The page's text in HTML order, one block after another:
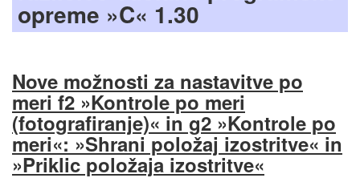
opreme »C« 1.30
Nove možnosti za nastavitve po
meri f2 »Kontrole po meri
(fotografiranje)« in g2 »Kontrole po
meri«: »Shrani položaj izostritve« in
»Priklic položaja izostritve«